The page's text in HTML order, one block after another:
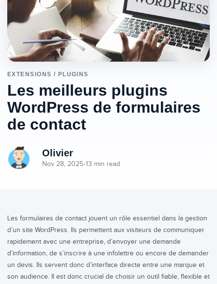
EXTENSIONS / PLUGINS
Les meilleurs plugins
WordPress de formulaires
de contact
Olivier
Nov 28, 2025•13 min read
Les formulaires de contact jouent un rôle essentiel dans la gestion
d’un site WordPress. Ils permettent aux visiteurs de communiquer
rapidement avec une entreprise, d’envoyer une demande
d’information, de s’inscrire à une infolettre ou encore de demander
un devis. Ils servent donc d’interface directe entre une marque et
son audience. Il est donc crucial de choisir un outil fiable, flexible et